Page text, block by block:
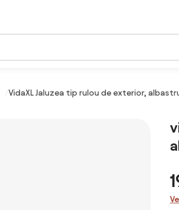
VidaXL Jaluzea tip rulou de exterior,